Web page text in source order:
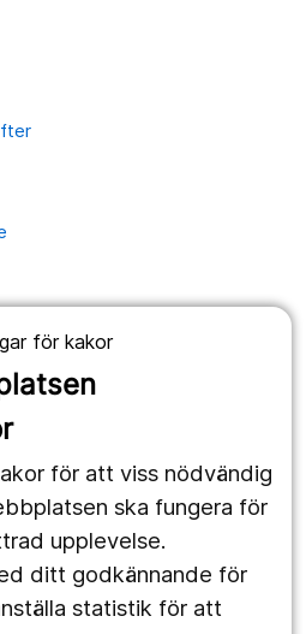
för kakor
för att viss nödvändig
ska fungera för
upplevelse.
ditt godkännande för
statistik för att